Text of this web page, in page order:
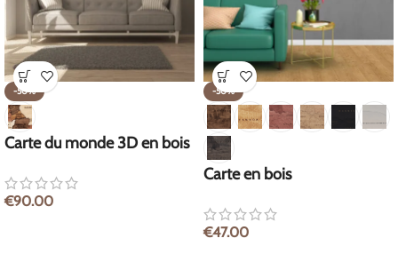
-50%
Carte du monde 3D en bois
€90.00
-50%
Carte en bois
€47.00